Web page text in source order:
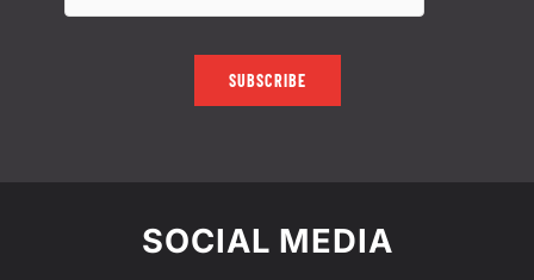
SUBSCRIBE
SOCIAL MEDIA